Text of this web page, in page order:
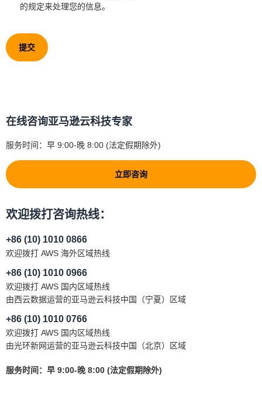
的规定来处理您的信息。
提交
在线咨询亚马逊云科技专家
服务时间：早 9:00-晚 8:00 (法定假期除外)
立即咨询
欢迎拨打咨询热线：
+86 (10) 1010 0866
欢迎拨打 AWS 海外区域热线
+86 (10) 1010 0966
欢迎拨打 AWS 国内区域热线
由西云数据运营的亚马逊云科技中国（宁夏）区域
+86 (10) 1010 0766
欢迎拨打 AWS 国内区域热线
由光环新网运营的亚马逊云科技中国（北京）区域
服务时间：早 9:00-晚 8:00 (法定假期除外)